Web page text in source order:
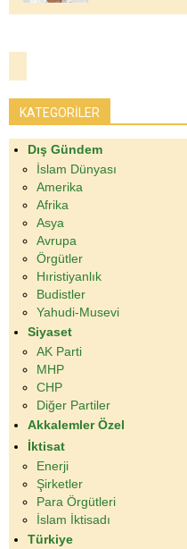
KATEGORİLER
Dış Gündem
İslam Dünyası
Amerika
Afrika
Asya
Avrupa
Örgütler
Hıristiyanlık
Budistler
Yahudi-Musevi
Siyaset
AK Parti
MHP
CHP
Diğer Partiler
Akkalemler Özel
İktisat
Enerji
Şirketler
Para Örgütleri
İslam İktisadı
Türkiye